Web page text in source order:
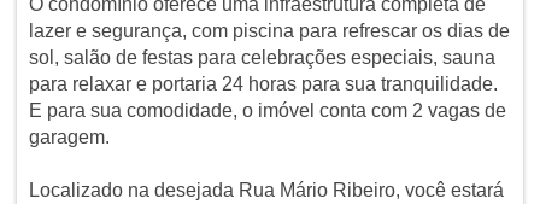
lazer e segurança, com piscina para refrescar os dias de
sol, salão de festas para celebrações especiais, sauna
para relaxar e portaria 24 horas para sua tranquilidade.
E para sua comodidade, o imóvel conta com 2 vagas de
garagem.
Localizado na desejada Rua Mário Ribeiro, você estará